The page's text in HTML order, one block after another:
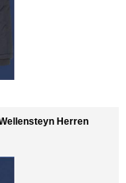
Herren